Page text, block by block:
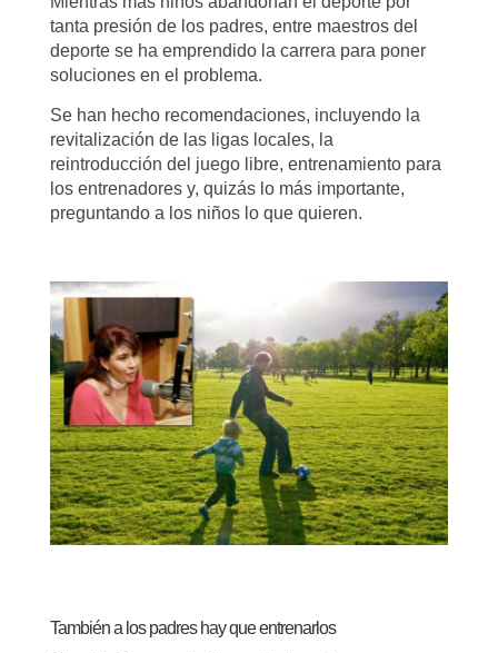
tanta presión de los padres, entre maestros del
deporte se ha emprendido la carrera para poner
soluciones en el problema.
Se han hecho recomendaciones, incluyendo la
revitalización de las ligas locales, la
reintroducción del juego libre, entrenamiento para
los entrenadores y, quizás lo más importante,
preguntando a los niños lo que quieren.
También a los padres hay que entrenarlos